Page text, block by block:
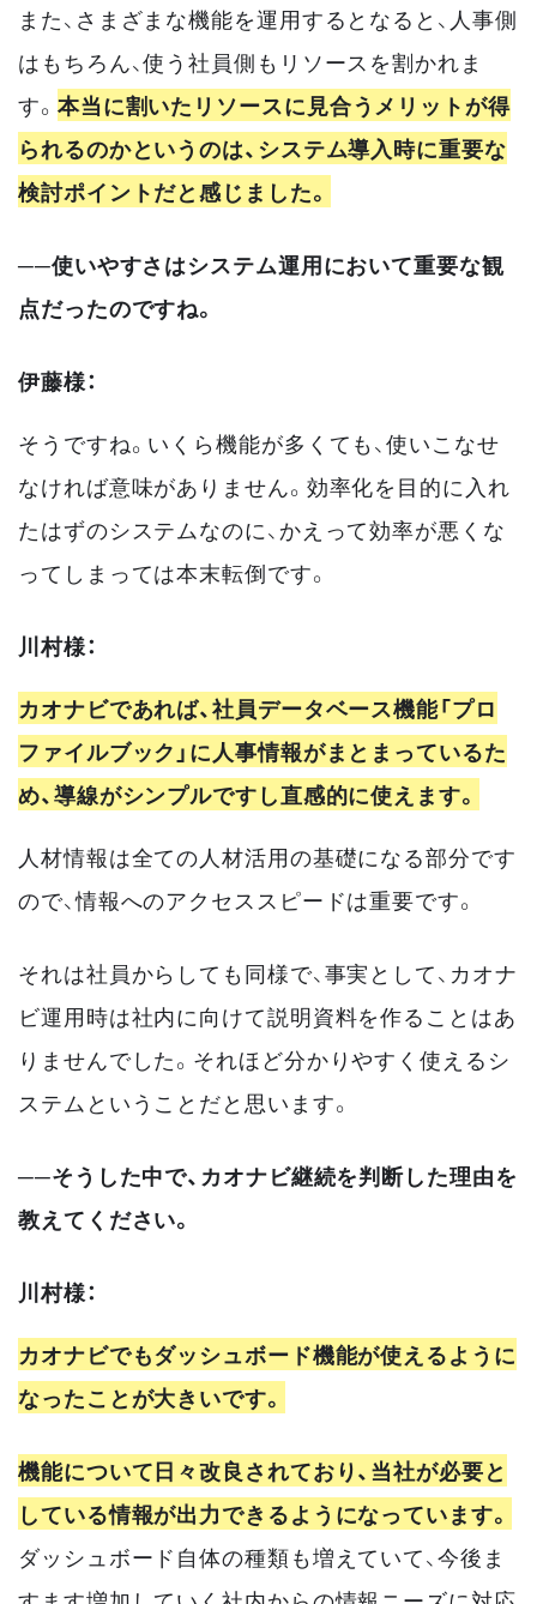
また、さまざまな機能を運用するとなると、人事側
はもちろん、使う社員側もリソースを割かれま
す。 本当に割いたリソースに見合うメリットが得
られるのかというのは、システム導入時に重要な
検討ポイントだと感じました。
──使いやすさはシステム運用において重要な観
点だったのですね。
伊藤様：
そうですね。いくら機能が多くても、使いこなせ
なければ意味がありません。効率化を目的に入れ
たはずのシステムなのに、かえって効率が悪くな
ってしまっては本末転倒です。
川村様：
カオナビであれば、社員データベース機能「プロ
ファイルブック」に人事情報がまとまっているた
め、導線がシンプルですし直感的に使えます。
人材情報は全ての人材活用の基礎になる部分です
ので、情報へのアクセススピードは重要です。
それは社員からしても同様で、事実として、カオナ
ビ運用時は社内に向けて説明資料を作ることはあ
りませんでした。それほど分かりやすく使えるシ
ステムということだと思います。
──そうした中で、カオナビ継続を判断した理由を
教えてください。
川村様：
カオナビでもダッシュボード機能が使えるように
なったことが大きいです。
機能について日々改良されており、当社が必要と
している情報が出力できるようになっています。
ダッシュボード自体の種類も増えていて、今後ま